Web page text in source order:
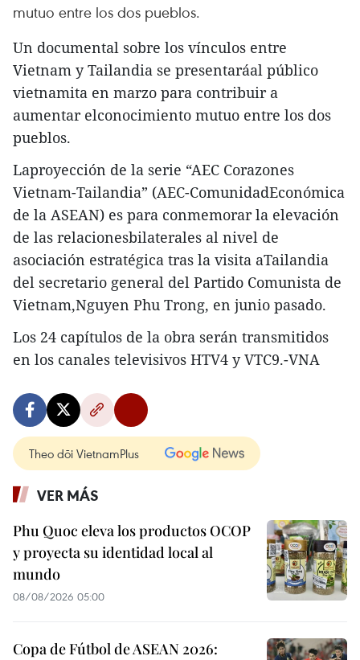
mutuo entre los dos pueblos.
Un documental sobre los vínculos entre
Vietnam y Tailandia se presentaráal público
vietnamita en marzo para contribuir a
aumentar elconocimiento mutuo entre los dos
pueblos.
Laproyección de la serie “AEC Corazones
Vietnam-Tailandia” (AEC-ComunidadEconómica
de la ASEAN) es para conmemorar la elevación
de las relacionesbilaterales al nivel de
asociación estratégica tras la visita aTailandia
del secretario general del Partido Comunista de
Vietnam,Nguyen Phu Trong, en junio pasado.
Los 24 capítulos de la obra serán transmitidos
en los canales televisivos HTV4 y VTC9.-VNA
Theo dõi VietnamPlus
VER MÁS
Phu Quoc eleva los productos OCOP
y proyecta su identidad local al
mundo
08/08/2026 05:00
Copa de Fútbol de ASEAN 2026: